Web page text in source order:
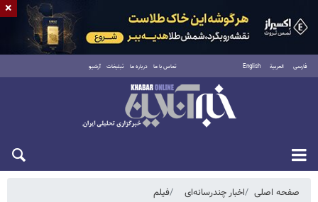
فارسی العربية English تماس با ما درباره ما تبلیغات آرشیو
پنجشنبه ۱۵ مرداد ۱۴۰۵
صفحه اصلی اخبار چندرسانه‌ای فیلم
×